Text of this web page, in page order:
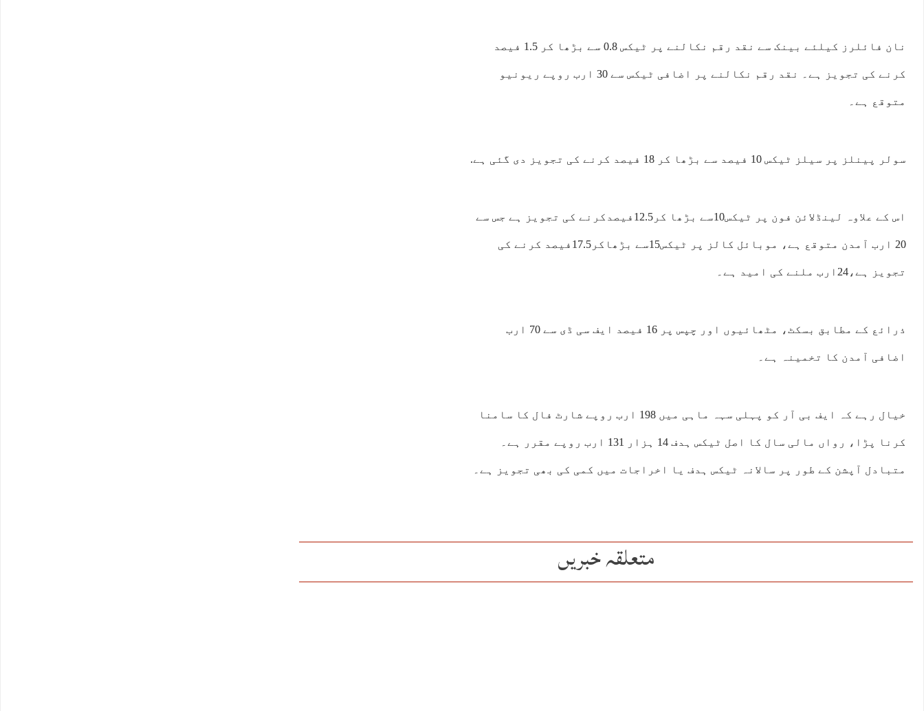
نان فائلرز کیلئے بینک سے نقد رقم نکالنے پر ٹیکس 0.8 سے بڑھا کر 1.5 فیصد
کرنے کی تجویز ہے۔ نقد رقم نکالنے پر اضافی ٹیکس سے 30 ارب روپے ریونیو
متوقع ہے۔
سولر پینلز پر سیلز ٹیکس 10 فیصد سے بڑھا کر 18 فیصد کرنے کی تجویز دی گئی ہے.
اس کے علاوہ لینڈلائن فون پر ٹیکس10سے بڑھا کر12.5فیصدکرنے کی تجویز ہے جس سے
20 ارب آمدن متوقع ہے، موبائل کالز پر ٹیکس15سے بڑھاکر17.5فیصد کرنے کی
تجویز ہے،24ارب ملنے کی امید ہے۔
ذرائع کے مطابق بسکٹ، مٹھائیوں اور چپس پر 16 فیصد ایف سی ڈی سے 70 ارب
اضافی آمدن کا تخمینہ ہے۔
خیال رہے کہ ایف بی آر کو پہلی سہہ ماہی میں 198 ارب روپے شارٹ فال کا سامنا
کرنا پڑا، رواں مالی سال کا اصل ٹیکس ہدف 14 ہزار 131 ارب روپے مقرر ہے۔
متبادل آپشن کے طور پر سالانہ ٹیکس ہدف یا اخراجات میں کمی کی بھی تجویز ہے۔
متعلقہ خبریں